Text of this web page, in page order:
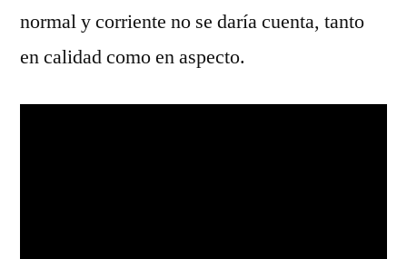
normal y corriente no se daría cuenta, tanto
en calidad como en aspecto.